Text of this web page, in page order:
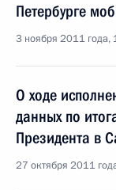
Петербурге
3 ноября 2011 года,
О ходе
данных по
Президента в
27 октября 2011